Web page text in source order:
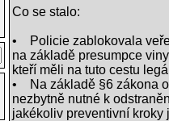
Co se stalo:
• Policie zablokovala
na základě presumpce
kteří měli na tuto cestu
• Na základě §6 zákona
nezbytně nutné k
jakékoliv preventivní kroky